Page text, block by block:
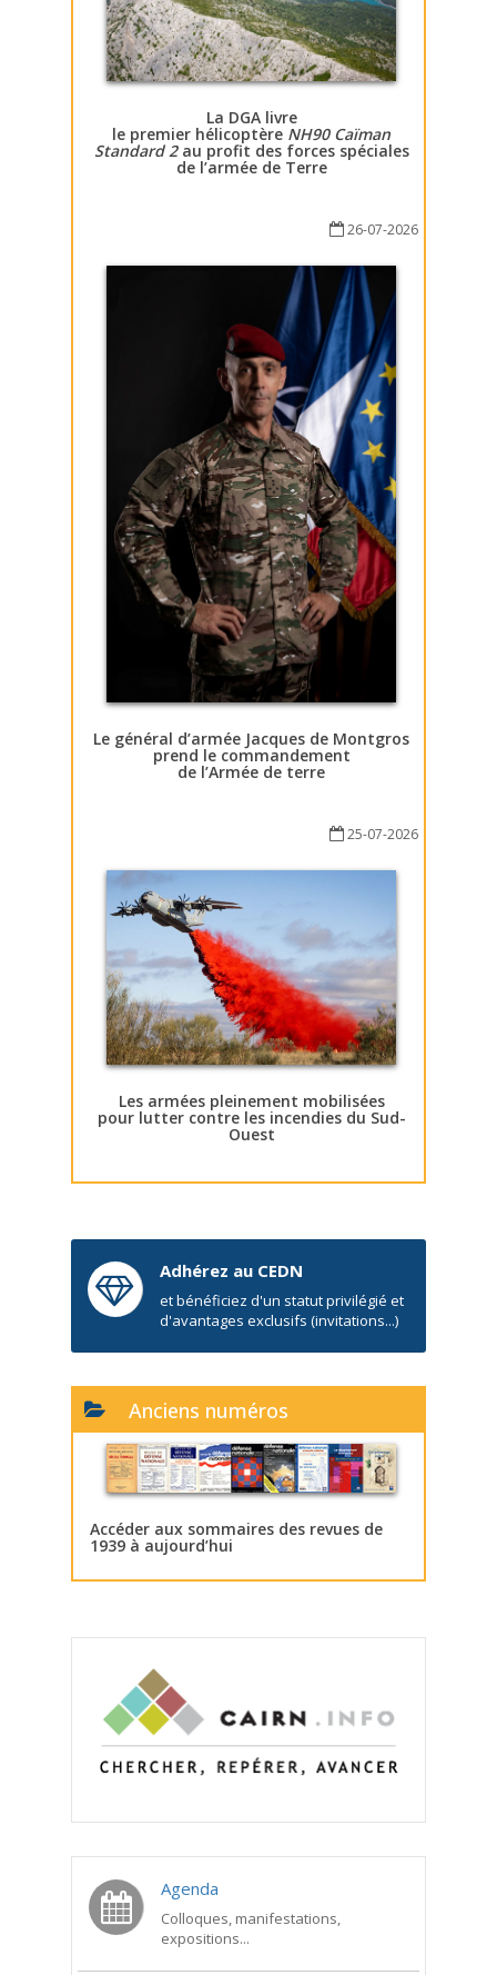
La DGA livre
le premier hélicoptère NH90 Caïman
Standard 2au profit des forces spéciales
de l’armée de Terre
26-07-2026
Le général d’armée Jacques de Montgros
prend le commandement
de l’Armée de terre
25-07-2026
Les armées pleinement mobilisées
pour lutter contre les incendies du Sud-
Ouest
Adhérez au CEDN
et bénéficiez d'un statut privilégié et
d'avantages exclusifs (invitations...)
Anciens numéros
Accéder aux sommaires des revues de
1939 à aujourd’hui
Agenda
Colloques, manifestations,
expositions...